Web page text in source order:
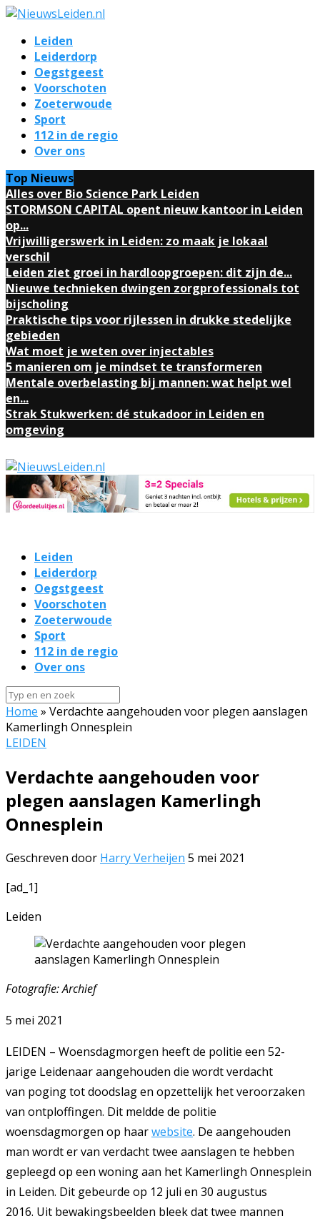
Leiden
Leiderdorp
Oegstgeest
Voorschoten
Zoeterwoude
Sport
112 in de regio
Over ons
Top Nieuws
Alles over Bio Science Park Leiden
STORMSON CAPITAL opent nieuw kantoor in Leiden
op...
Vrijwilligerswerk in Leiden: zo maak je lokaal
verschil
Leiden ziet groei in hardloopgroepen: dit zijn de...
Nieuwe technieken dwingen zorgprofessionals tot
bijscholing
Praktische tips voor rijlessen in drukke stedelijke
gebieden
Wat moet je weten over injectables
5 manieren om je mindset te transformeren
Mentale overbelasting bij mannen: wat helpt wel
en...
Strak Stukwerken: dé stukadoor in Leiden en
omgeving
Leiden
Leiderdorp
Oegstgeest
Voorschoten
Zoeterwoude
Sport
112 in de regio
Over ons
Home » Verdachte aangehouden voor plegen aanslagen
Kamerlingh Onnesplein
LEIDEN
Verdachte aangehouden voor
plegen aanslagen Kamerlingh
Onnesplein
Geschreven door Harry Verheijen 5 mei 2021
[ad_1]
Leiden
Fotografie: Archief
5 mei 2021
LEIDEN – Woensdagmorgen heeft de politie een 52-
jarige Leidenaar aangehouden die wordt verdacht
van poging tot doodslag en opzettelijk het veroorzaken
van ontploffingen. Dit meldde de politie
woensdagmorgen op haarwebsite. De aangehouden
man wordt er van verdacht twee aanslagen te hebben
gepleegd op een woning aan het Kamerlingh Onnesplein
in Leiden. Dit gebeurde op 12 juli en 30 augustus
2016. Uit bewakingsbeelden bleek dat twee mannen